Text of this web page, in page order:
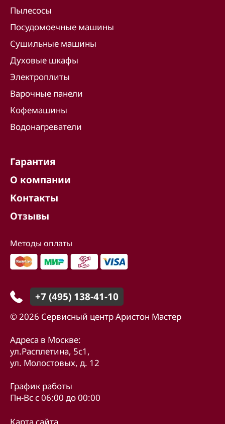
Пылесосы
Посудомоечные машины
Сушильные машины
Духовые шкафы
Электроплиты
Варочные панели
Кофемашины
Водонагреватели
Гарантия
О компании
Контакты
Отзывы
Методы оплаты
+7 (495) 138-41-10
© 2026 Сервисный центр Аристон Мастер
Адреса в Москве:
ул.Расплетина, 5с1,
ул. Молостовых, д. 12
График работы
Пн-Вс с 06:00 до 00:00